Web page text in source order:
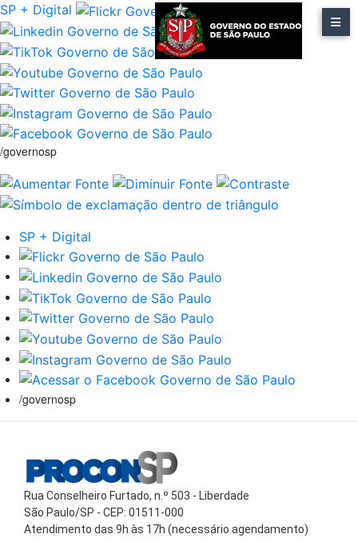
SP + Digital
/governosp
SP + Digital
/governosp
Rua Conselheiro Furtado, n.º 503 - Liberdade
São Paulo/SP - CEP: 01511-000
Atendimento das 9h às 17h (necessário agendamento)